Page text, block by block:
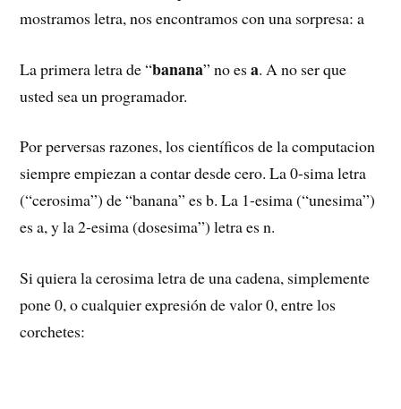
letra
mostramos letra, nos encontramos con una sorpresa: a
La primera letra de “banana” no esa. A no ser que
usted sea un programador.
Por perversas razones, los científicos de la computacion
siempre empiezan a contar desde cero. La 0-sima letra
(“cerosima”) de “banana” es b. La 1-esima (“unesima”)
es a, y la 2-esima (dosesima”) letra es n.
Si quiera la cerosima letra de una cadena, simplemente
pone 0, o cualquier expresión de valor 0, entre los
corchetes: